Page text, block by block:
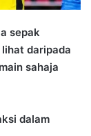
sepak
daripada
sahaja
dalam